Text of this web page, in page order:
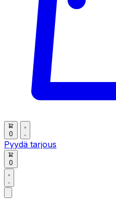
0
Pyydä tarjous
0